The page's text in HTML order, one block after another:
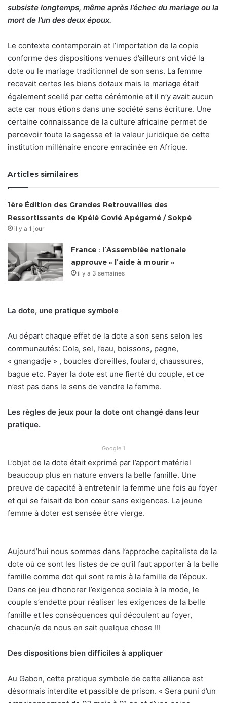
subsiste longtemps, même après l’échec du mariage ou la
mort de l’un des deux époux.
Le contexte contemporain et l’importation de la copie
conforme des dispositions venues d’ailleurs ont vidé la
dote ou le mariage traditionnel de son sens. La femme
recevait certes les biens dotaux mais le mariage était
également scellé par cette cérémonie et il n’y avait aucun
acte car nous étions dans une société sans écriture. Une
certaine connaissance de la culture africaine permet de
percevoir toute la sagesse et la valeur juridique de cette
institution millénaire encore enracinée en Afrique.
Articles similaires
1ère Édition des Grandes Retrouvailles des
Ressortissants de Kpélé Govié Apégamé / Sokpé
il y a 1 jour
France : l’Assemblée nationale
approuve « l’aide à mourir »
il y a 3 semaines
La dote, une pratique symbole
Au départ chaque effet de la dote a son sens selon les
communautés: Cola, sel, l’eau, boissons, pagne,
« gnangadje » , boucles d’oreilles, foulard, chaussures,
bague etc. Payer la dote est une fierté du couple, et ce
n’est pas dans le sens de vendre la femme.
Les règles de jeux pour la dote ont changé dans leur
pratique.
Google 1
L’objet de la dote était exprimé par l’apport matériel
beaucoup plus en nature envers la belle famille. Une
preuve de capacité à entretenir la femme une fois au foyer
et qui se faisait de bon cœur sans exigences. La jeune
femme à doter est sensée être vierge.
Aujourd’hui nous sommes dans l’approche capitaliste de la
dote où ce sont les listes de ce qu’il faut apporter à la belle
famille comme dot qui sont remis à la famille de l’époux.
Dans ce jeu d’honorer l’exigence sociale à la mode, le
couple s’endette pour réaliser les exigences de la belle
famille et les conséquences qui découlent au foyer,
chacun/e de nous en sait quelque chose !!!
Des dispositions bien difficiles à appliquer
Au Gabon, cette pratique symbole de cette alliance est
désormais interdite et passible de prison. « Sera puni d’un